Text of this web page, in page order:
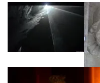
Zwerge
Breslau